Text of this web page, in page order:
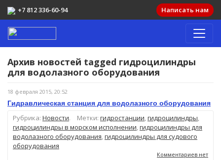
+7 812 336-60-94 Написать нам
Архив новостей tagged гидроцилиндры
для водолазного оборудования
18 февраля 2015, 20:52
Гидравлическая станция для водолазного оборудования
Рубрика: Новости. Метки: гидростанции,гидроцилиндры,
гидроцилиндры в морском исполнении,гидроцилиндры для
водолазного оборудования,гидроцилиндры для судового
оборудования
Комментариев нет